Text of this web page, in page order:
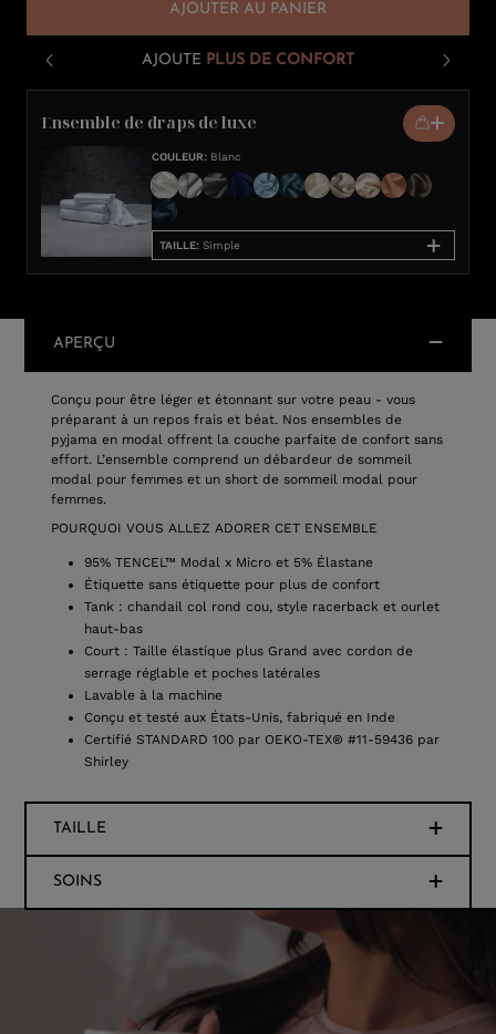
AJOUTER AU PANIER
AJOUTE PLUS DE CONFORT
Ensemble de draps de luxe
COULEUR: Blanc
TAILLE: Simple
APERÇU
Conçu pour être léger et étonnant sur votre peau - vous
préparant à un repos frais et béat. Nos ensembles de
pyjama en modal offrent la couche parfaite de confort sans
effort. L’ensemble comprend un débardeur de sommeil
modal pour femmes et un short de sommeil modal pour
femmes.
POURQUOI VOUS ALLEZ ADORER CET ENSEMBLE
95% TENCEL™ Modal x Micro et 5% Élastane
Étiquette sans étiquette pour plus de confort
Tank : chandail col rond cou, style racerback et ourlet
haut-bas
Court : Taille élastique plus Grand avec cordon de
serrage réglable et poches latérales
Lavable à la machine
Conçu et testé aux États-Unis, fabriqué en Inde
Certifié STANDARD 100 par OEKO-TEX® #11-59436 par
Shirley
TAILLE
SOINS